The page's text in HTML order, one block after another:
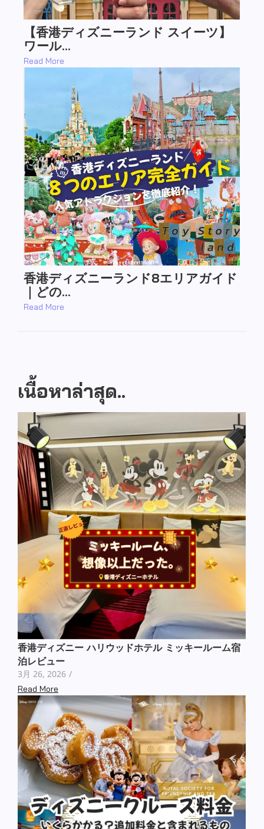
【香港ディズニーランド スイーツ】
ワール…
Read More
香港ディズニーランド8エリアガイド
｜どの…
Read More
เนื้อหาล่าสุด..
香港ディズニー ハリウッドホテル ミッキールーム宿
泊レビュー
3月 26, 2026 /
Read More